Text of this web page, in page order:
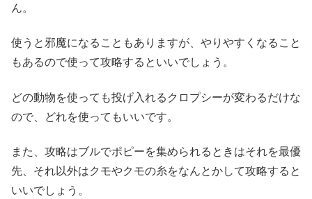
ん。
使うと邪魔になることもありますが、やりやすくなること
もあるので使って攻略するといいでしょう。
どの動物を使っても投げ入れるクロプシーが変わるだけな
ので、どれを使ってもいいです。
また、攻略はブルでポピーを集められるときはそれを最優
先、それ以外はクモやクモの糸をなんとかして攻略すると
いいでしょう。